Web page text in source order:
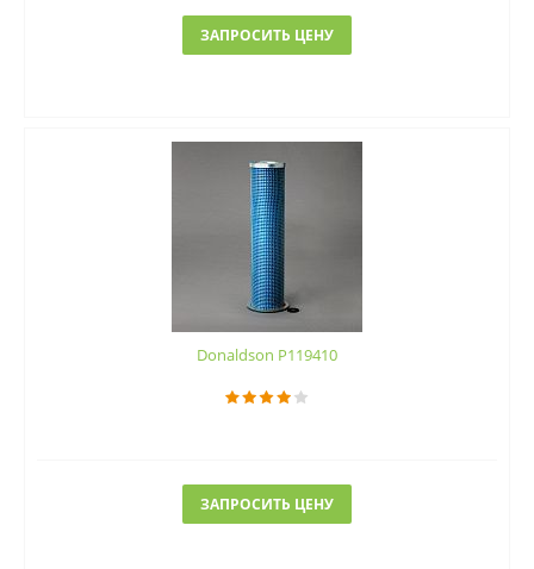
ЗАПРОСИТЬ ЦЕНУ
Donaldson P119410
ЗАПРОСИТЬ ЦЕНУ